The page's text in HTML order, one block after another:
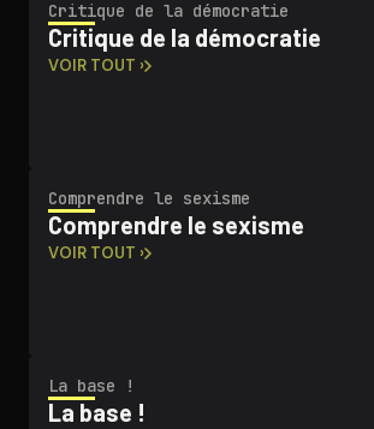
Critique de la démocratie
Critique de la démocratie
VOIR TOUT ›
Comprendre le sexisme
Comprendre le sexisme
VOIR TOUT ›
La base !
La base !